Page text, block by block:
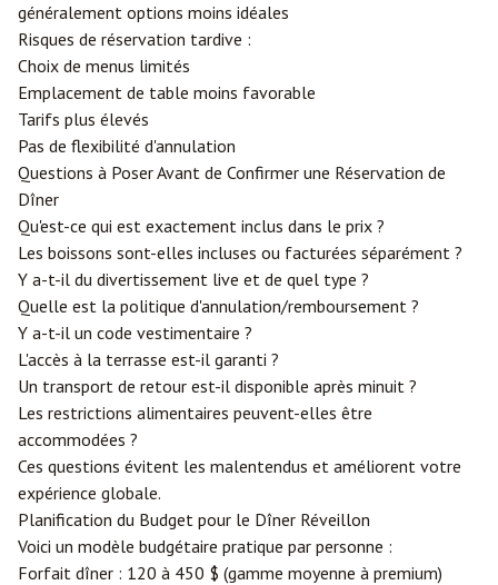
généralement options moins idéales
Risques de réservation tardive :
Choix de menus limités
Emplacement de table moins favorable
Tarifs plus élevés
Pas de flexibilité d'annulation
Questions à Poser Avant de Confirmer une Réservation de
Dîner
Qu'est-ce qui est exactement inclus dans le prix ?
Les boissons sont-elles incluses ou facturées séparément ?
Y a-t-il du divertissement live et de quel type ?
Quelle est la politique d'annulation/remboursement ?
Y a-t-il un code vestimentaire ?
L'accès à la terrasse est-il garanti ?
Un transport de retour est-il disponible après minuit ?
Les restrictions alimentaires peuvent-elles être
accommodées ?
Ces questions évitent les malentendus et améliorent votre
expérience globale.
Planification du Budget pour le Dîner Réveillon
Voici un modèle budgétaire pratique par personne :
Forfait dîner : 120 à 450 $ (gamme moyenne à premium)